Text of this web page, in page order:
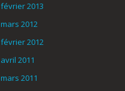
février 2013
mars 2012
février 2012
avril 2011
mars 2011